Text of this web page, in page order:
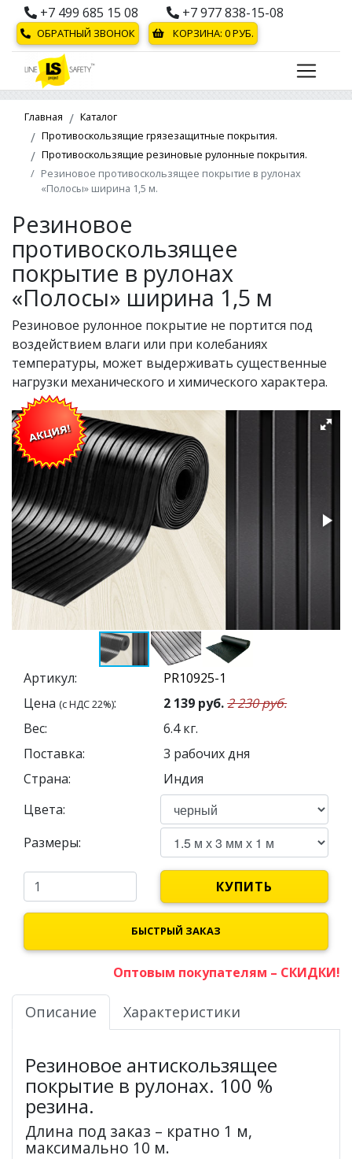
+7 499 685 15 08 +7 977 838-15-08
ОБРАТНЫЙ ЗВОНОК КОРЗИНА: 0РУБ.
Главная
Каталог
Противоскользящие грязезащитные покрытия.
Противоскользящие резиновые рулонные покрытия.
Резиновое противоскользящее покрытие в рулонах
«Полосы» ширина 1,5 м.
Резиновое
противоскользящее
покрытие в рулонах
«Полосы» ширина 1,5 м
Резиновое рулонное покрытие не портится под
воздействием влаги или при колебаниях
температуры, может выдерживать существенные
нагрузки механического и химического характера.
Артикул:
Цена (с НДС 22%): 2 139 руб.2 230 руб.
Вес:
6.4кг.
Поставка:
3 рабочих дня
Страна:
Индия
Цвета:
Размеры:
КУПИТЬ
БЫСТРЫЙ ЗАКАЗ
Оптовым покупателям – СКИДКИ!
Описание Характеристики
Резиновое антискользящее
покрытие в рулонах. 100 %
резина.
Длина под заказ – кратно 1 м,
максимально 10 м.